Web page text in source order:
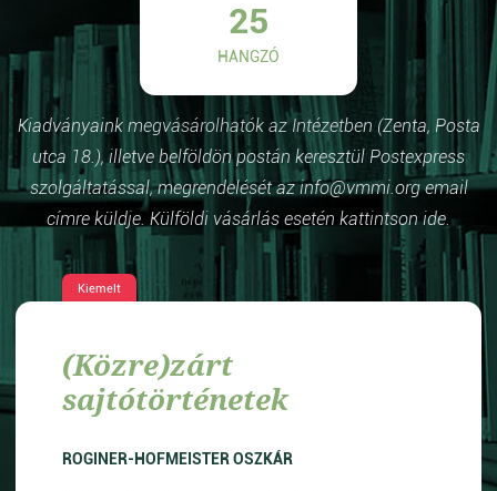
25
HANGZÓ
Kiadványaink megvásárolhatók az Intézetben (Zenta, Posta
utca 18.), illetve belföldön postán keresztül Postexpress
szolgáltatással, megrendelését az info@vmmi.org email
címre küldje. Külföldi vásárlás esetén kattintson ide.
Kiemelt
(Közre)zárt
sajtótörténetek
ROGINER-HOFMEISTER OSZKÁR